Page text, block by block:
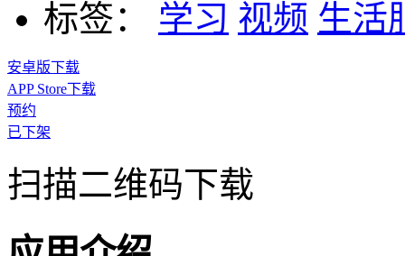
标签：
学习 视频 生活
安卓版下载
APP Store下载
预约
已下架
扫描二维码下载